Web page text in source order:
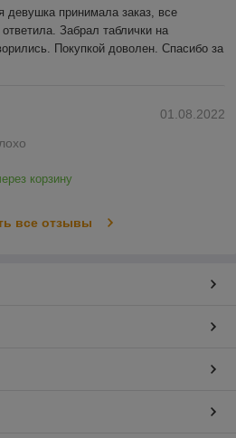
девушка принимала заказ, все
Забрал таблички на
Покупкой доволен. Спасибо за
01.08.2022
корзину
все отзывы